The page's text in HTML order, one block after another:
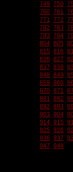
749 750
760 761
771 772
782 783
793 794
804 805
815 816
826 827
837 838
848 849
859 860
870 871
881 882
892 893
903 904
914 915
925 926
936 937
947 948